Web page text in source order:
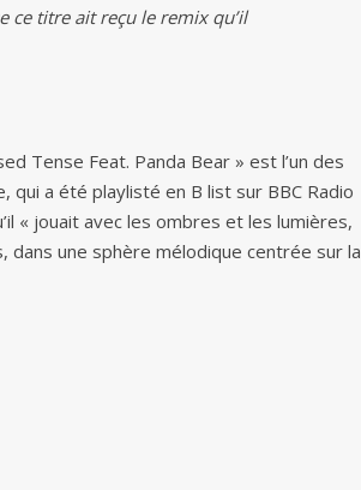
ce titre ait reçu le remix qu’il
Tense Feat. Panda Bear » est l’un des
a été playlisté en B list sur BBC Radio
« jouait avec les ombres et les lumières,
dans une sphère mélodique centrée sur la